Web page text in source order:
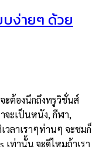
ง่ายๆ ด้วย
ะต้องนึกถึงทรูวิชั่นส์
จะเป็นหนัง, กีฬา,
วลาเราๆท่านๆ จะชมก็
เท่านั้น จะดีไหมถ้าเรา